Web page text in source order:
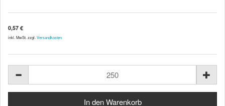
0,57 €
inkl. MwSt. zzgl. Versandkosten